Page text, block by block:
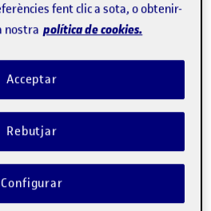
el Màster
i
Digital de la
visió estratègica per a
canvi de la gestió de la innovació
el màster forma a
fent clic a sota, o obtenir-
nostra política de cookies.
Rebutjar
Acceptar
Configurar